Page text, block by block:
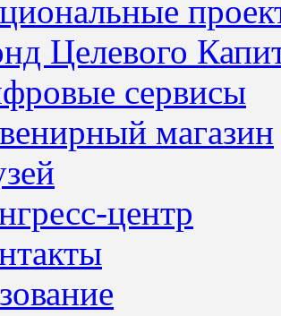
Целевого
сервисы
магазин
центр